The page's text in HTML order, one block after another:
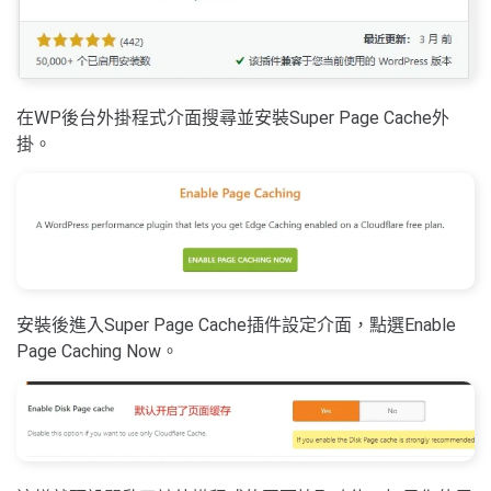
在WP後台外掛程式介面搜尋並安裝Super Page Cache外
掛。
安裝後進入Super Page Cache插件設定介面，點選Enable
Page Caching Now。